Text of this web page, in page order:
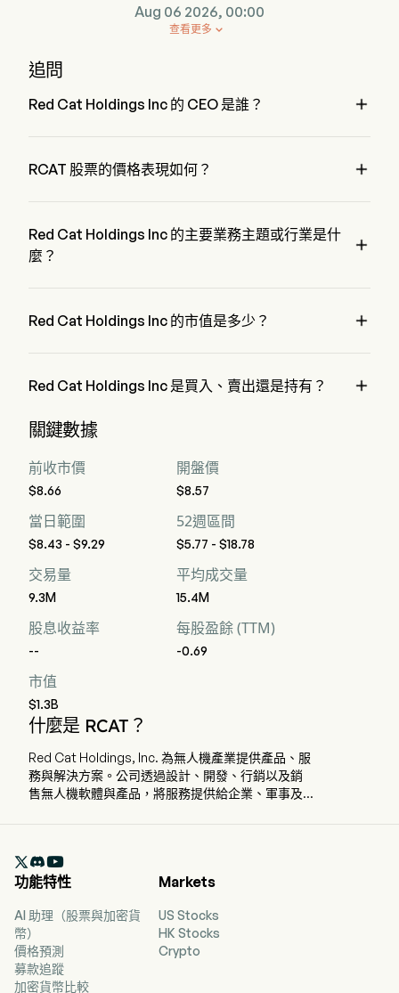
Aug 06 2026, 00:00

查看更多
追問
Red Cat Holdings Inc 的 CEO 是誰？ 
RCAT 股票的價格表現如何？ 
Red Cat Holdings Inc 的主要業務主題或行業是什
麼？

Red Cat Holdings Inc 的市值是多少？ 
Red Cat Holdings Inc 是買入、賣出還是持有？ 
進行了解析師評級，包括 3 位強烈買入，5 位買入，1 位持
關鍵數據
前收市價
$8.66
開盤價
$8.57
當日範圍
$8.43 - $9.29
52週區間
$5.77 - $18.78
交易量
9.3M
平均成交量
15.4M
股息收益率
--
每股盈餘 (TTM)
-0.69
市值
$1.3B
什麼是 RCAT？
Red Cat Holdings, Inc. 為無人機產業提供產品、服
務與解決方案。公司透過設計、開發、行銷以及銷
售無人機軟體與產品，將服務提供給企業、軍事及
在無法使用全球定位系統（GPS）的地點執行檢測
任務，同時仍能記錄並傳輸資料，即使操作者遠在
人稱視角（FPV）視訊護目鏡，為飛行員提供更佳的
飛行操控視野。Red Cat Holdings Inc. 透過多家子
公司運營，包括 Teal Acquisition I Corp 與 Rotor
Riot, LLC。

功能特性
AI 助理（股票與加密貨
幣）
價格預測
募款追蹤
加密貨幣比較
Markets
US Stocks
HK Stocks
Crypto